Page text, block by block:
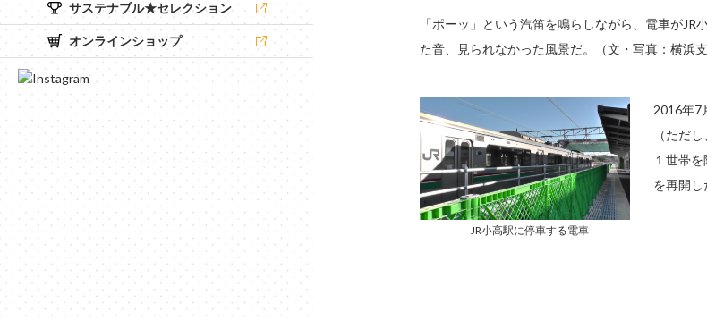
サステナブル★セレクション
オンラインショップ
「ポーッ」という汽笛を鳴らしながら、電車が
た音、見られなかった風景だ。（文・写真：横浜
JR小高駅に停車する電車
2016年7
（ただ
１世帯
を再開し